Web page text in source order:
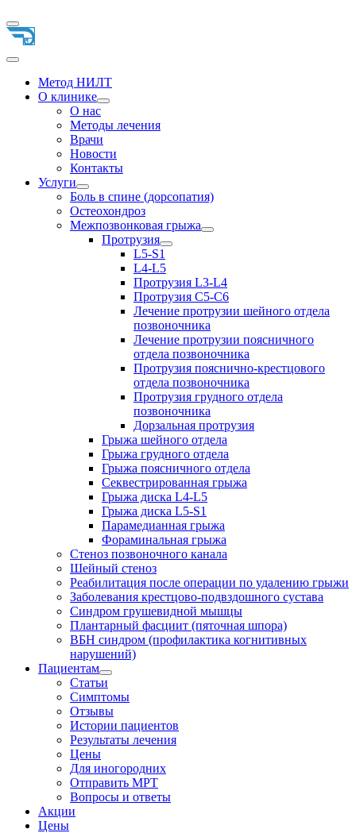
Метод НИЛТ
О клинике
О нас
Методы лечения
Врачи
Новости
Контакты
Услуги
Боль в спине (дорсопатия)
Остеохондроз
Межпозвонковая грыжа
Протрузия
L5-S1
L4-L5
Протрузия L3-L4
Протрузия С5-С6
Лечение протрузии шейного отдела
позвоночника
Лечение протрузии поясничного
отдела позвоночника
Протрузия пояснично-крестцового
отдела позвоночника
Протрузия грудного отдела
позвоночника
Дорзальная протрузия
Грыжа шейного отдела
Грыжа грудного отдела
Грыжа поясничного отдела
Секвестрированная грыжа
Грыжа диска L4-L5
Грыжа диска L5-S1
Парамедианная грыжа
Фораминальная грыжа
Стеноз позвоночного канала
Шейный стеноз
Реабилитация после операции по удалению грыжи
Заболевания крест­цово-подвздошного сустава
Синдром грушевидной мышцы
Плантарный фасциит (пяточная шпора)
ВБН синдром (профи­лактика когнитивных
нарушений)
Пациентам
Статьи
Симптомы
Отзывы
Истории пациентов
Результаты лечения
Цены
Для иногородних
Отправить МРТ
Вопросы и ответы
Акции
Цены